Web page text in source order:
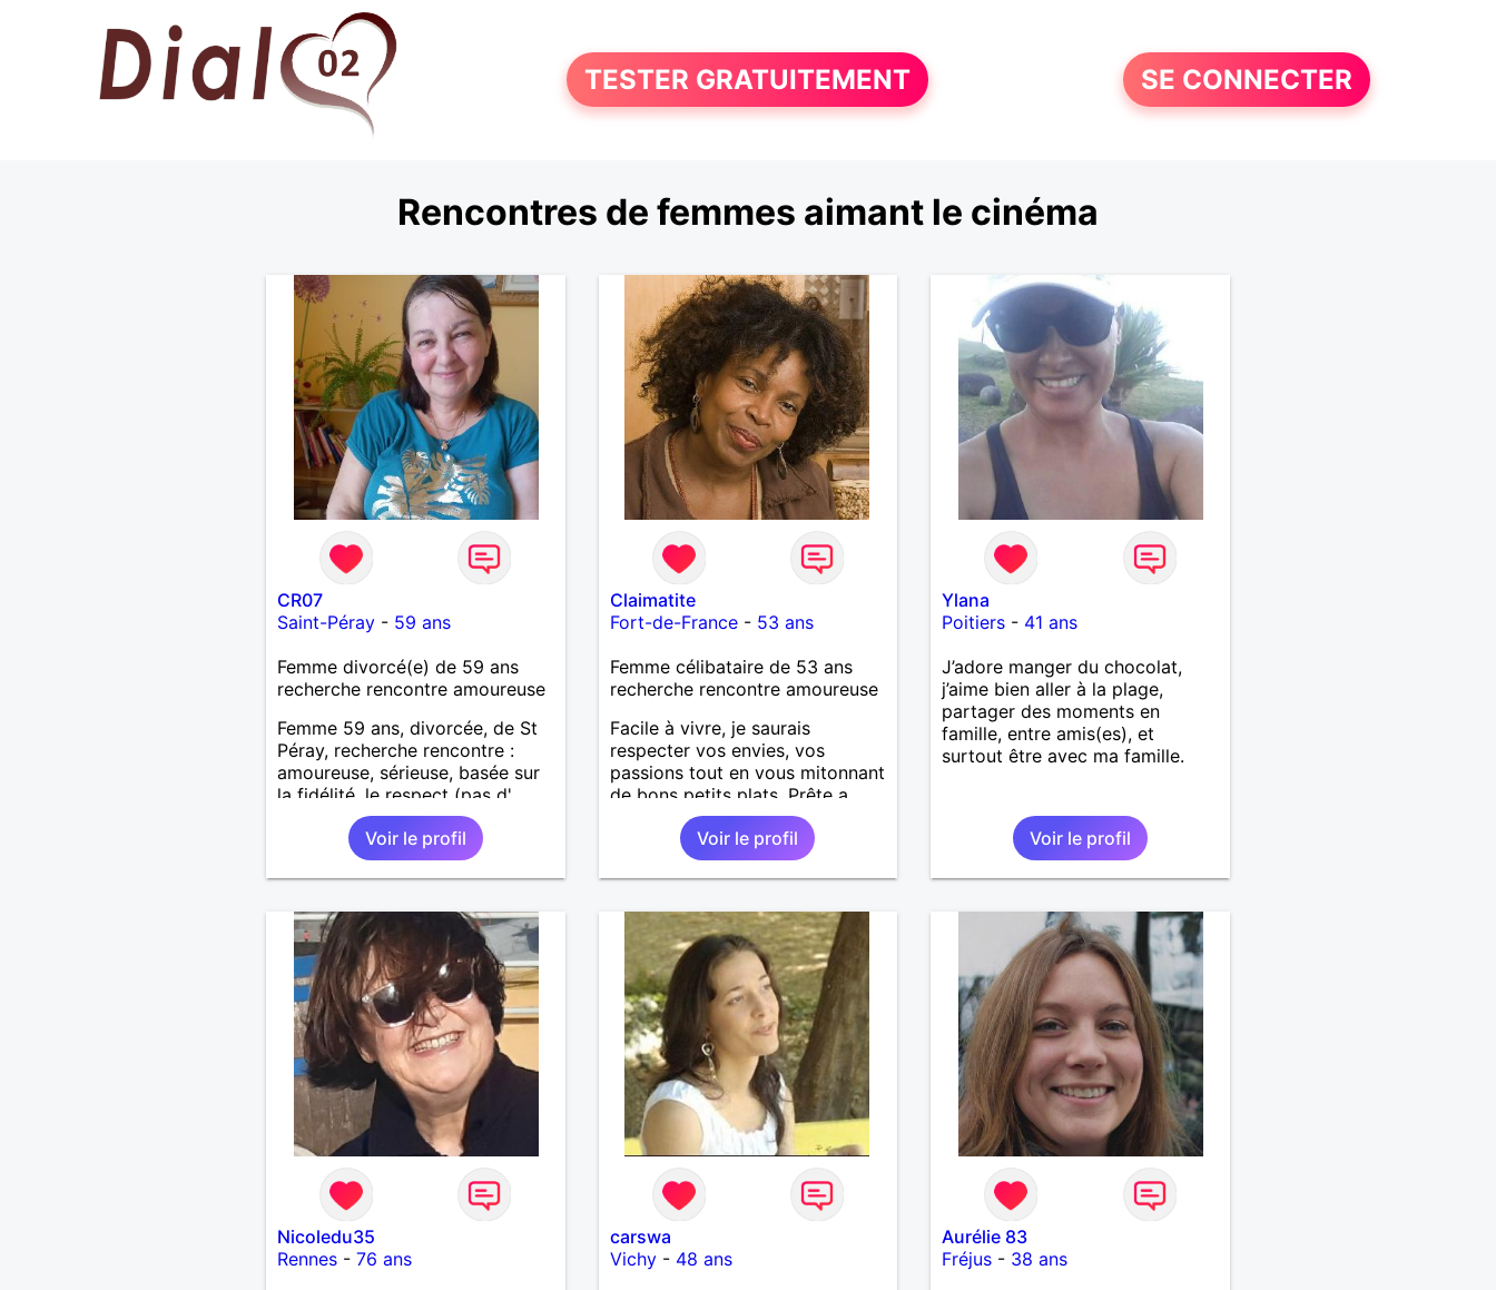
TESTER GRATUITEMENT SE CONNECTER
Rencontres de femmes aimant le cinéma
CR07
Saint-Péray- 59 ans
Femme divorcé(e) de 59 ans
recherche rencontre amoureuse
Femme 59 ans, divorcée, de St
Péray, recherche rencontre :
amoureuse, sérieuse, basée sur
la fidélité, le respect (pas d'
aventure d'un soir). Rien ne vaut
une rencontre après quelques
échanges par messages pour
savoir si il y a un feeling entre
Au plaisir de se découvrir...
Voir le profil
Claimatite
Fort-de-France- 53 ans
Femme célibataire de 53 ans
recherche rencontre amoureuse
Facile à vivre, je saurais
respecter vos envies, vos
passions tout en vous mitonnant
de bons petits plats. Prête a
vivre auprès d'un homme franc,
sincère généreux et affectueux...
Voir le profil
Ylana
Poitiers - 41 ans
J’adore manger du chocolat,
j’aime bien aller à la plage,
partager des moments en
famille, entre amis(es), et
surtout être avec ma famille.
Voir le profil
Nicoledu35
Rennes- 76 ans
carswa
Vichy- 48 ans
Aurélie 83
Fréjus - 38 ans